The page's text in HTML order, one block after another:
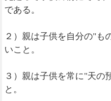
である。
２）親は子供を自分の"も
いこと。
３）親は子供を常に"天の
と。